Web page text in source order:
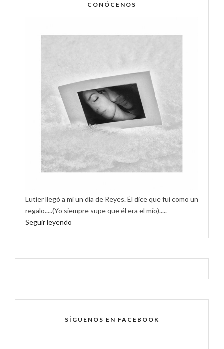
CONÓCENOS
Lutier llegó a mí un día de Reyes. Él dice que fui como un
regalo.....(Yo siempre supe que él era el mío).....
Seguir leyendo
SÍGUENOS EN FACEBOOK